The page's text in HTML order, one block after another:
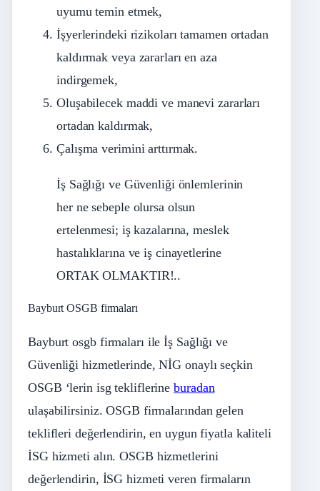
uyumu temin etmek,
İşyerlerindeki rizikoları tamamen ortadan
kaldırmak veya zararları en aza
indirgemek,
Oluşabilecek maddi ve manevi zararları
ortadan kaldırmak,
Çalışma verimini arttırmak.
İş Sağlığı ve Güvenliği önlemlerinin
her ne sebeple olursa olsun
ertelenmesi; iş kazalarına, meslek
hastalıklarına ve iş cinayetlerine
ORTAK OLMAKTIR!..
Bayburt OSGB firmaları
Bayburt osgb firmaları ile İş Sağlığı ve
Güvenliği hizmetlerinde, NİG onaylı seçkin
OSGB ‘lerin isg tekliflerineburadan
ulaşabilirsiniz. OSGB firmalarından gelen
teklifleri değerlendirin, en uygun fiyatla kaliteli
İSG hizmeti alın. OSGB hizmetlerini
değerlendirin, İSG hizmeti veren firmaların